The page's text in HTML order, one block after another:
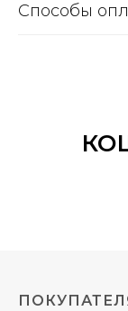
Способы